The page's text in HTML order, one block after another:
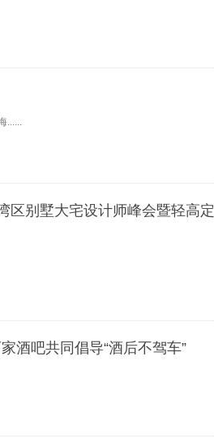
......
区别墅大宅设计师峰会暨轻高定
酒吧共同倡导“酒后不驾车”